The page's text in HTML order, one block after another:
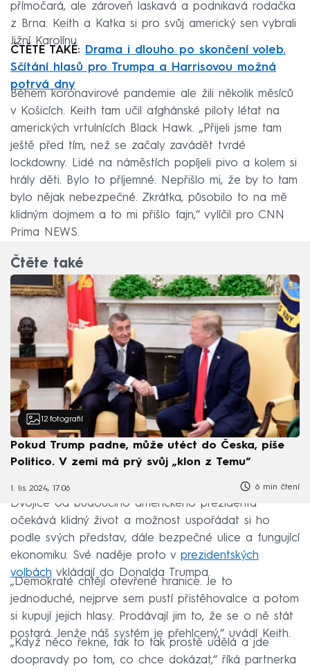
přímočará, ale zároveň laskavá a podnikavá rodačka
z Brna. Keith a Katka si pro svůj americký sen vybrali
Jižní Karolínu.
ČTĚTE TAKÉ:
Drama i dlouho po skončení voleb.
Sčítání hlasů pro Trumpa a Harrisovou možná
potrvá dny
Během koronavirové pandemie ale žili několik měsíců
v Košicích. Keith tam učil afghánské piloty létat na
amerických vrtulnících Black Hawk. „Přijeli jsme tam
ještě před tím, než se začaly zavádět tvrdé
lockdowny. Lidé na náměstích popíjeli pivo a kolem si
hrály děti. Bylo to příjemné. Nepřišlo mi, že by to tam
bylo nějak nebezpečné. Zkrátka, působilo to na mě
klidným dojmem a to mi přišlo fajn,“ vylíčil pro CNN
Prima NEWS.
Čtěte také
12 fotografií
Pokud Trump padne, může utéct do Česka, píše
Politico. V zemi má prý svůj „klon z Temu“
1. lis 2024, 17:06 6 min čtení
Dvojice od budoucího amerického prezidenta
očekává klidný život a možnost uspořádat si ho
podle svých představ, dále bezpečné ulice a fungující
ekonomiku. Své naděje proto v prezidentských
volbách vkládají do Donalda Trumpa.
„Demokraté chtějí otevřené hranice. Je to
jednoduché, nejprve sem pustí přistěhovalce a potom
si kupují jejich hlasy. Prodávají jim to, že se o ně stát
postará. Jenže náš systém je přehlcený,“ uvádí Keith.
„Když něco řekne, tak to tak prostě udělá a jde
doopravdy po tom, co chce dokázat,“ říká partnerka